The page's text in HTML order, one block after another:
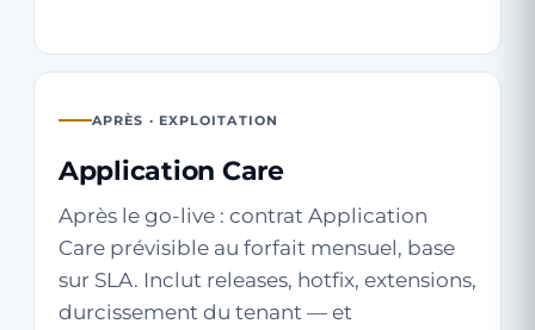
APRÈS · EXPLOITATION
Application Care
Après le go-live : contrat Application
Care prévisible au forfait mensuel, base
sur SLA. Inclut releases, hotfix, extensions,
durcissement du tenant — et